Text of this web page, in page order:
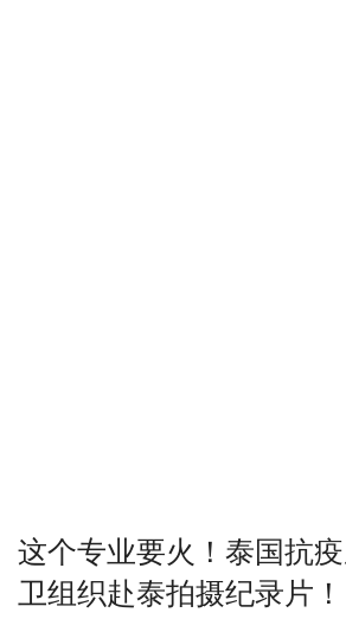
这个专业要火！泰国抗
卫组织赴泰拍摄纪录片！